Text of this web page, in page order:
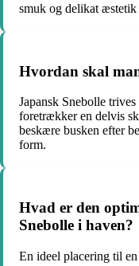
smuk og delikat æstetik
Hvordan skal
Japansk Snebolle
foretrækker en delvis
beskære busken efter
form.
Hvad er den
Snebolle i haven?
En ideel placering til